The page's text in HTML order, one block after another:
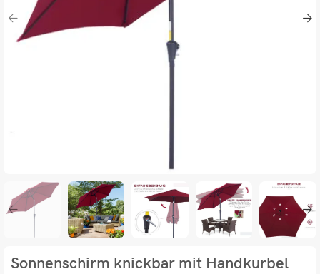
Sonnenschirm knickbar mit Handkurbel